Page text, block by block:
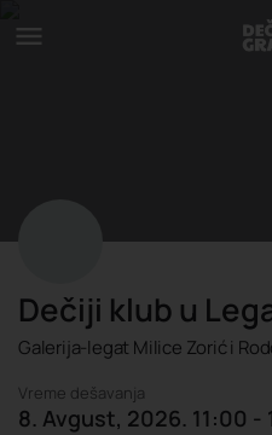
Dečiji klub u
Galerija-legat Milice Zorić i
Vreme dešavanja
8. Avgust, 2026. 11:00 -